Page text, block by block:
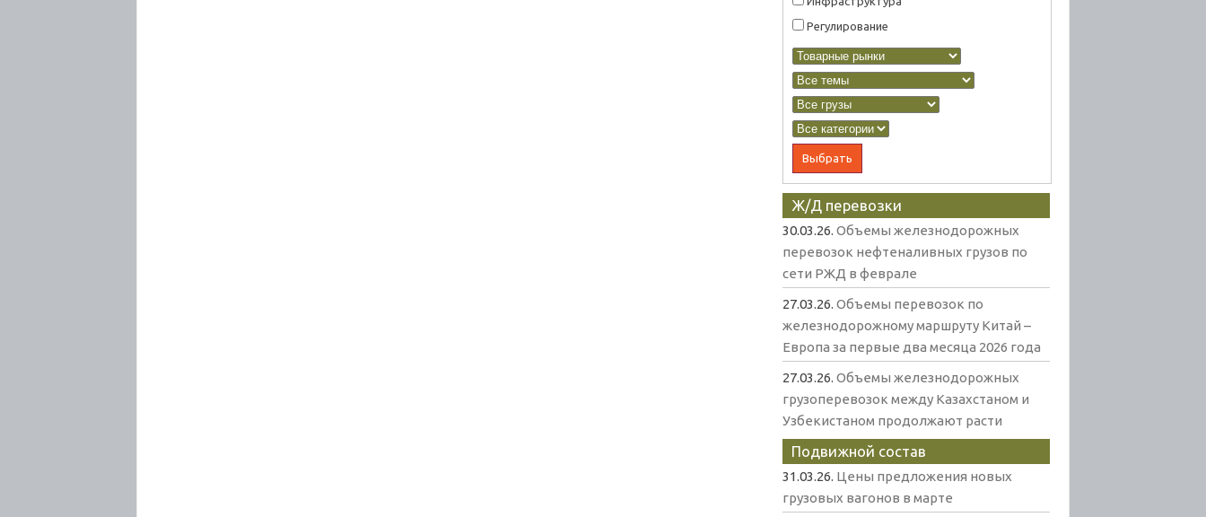
Регулирование
Ж/Д перевозки
30.03.26.Объемы железнодорожных
перевозок нефтеналивных грузов по
сети РЖД в феврале
27.03.26.Объемы перевозок по
железнодорожному маршруту Китай –
Европа за первые два месяца 2026 года
27.03.26.Объемы железнодорожных
грузоперевозок между Казахстаном и
Узбекистаном продолжают расти
Подвижной состав
31.03.26. Цены предложения новых
грузовых вагонов в марте